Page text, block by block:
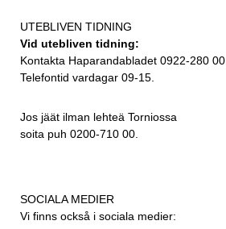
UTEBLIVEN TIDNING
Vid utebliven tidning:
Kontakta Haparandabladet 0922-280 00.
Telefontid vardagar 09-15.
Jos jäät ilman lehteä Torniossa
soita puh 0200-710 00.
SOCIALA MEDIER
Vi finns också i sociala medier: